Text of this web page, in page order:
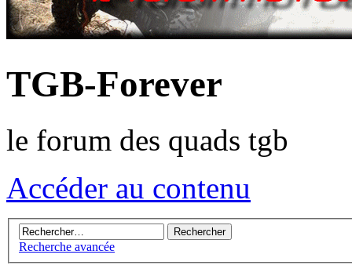
TGB-Forever
le forum des quads tgb
Accéder au contenu
Recherche avancée